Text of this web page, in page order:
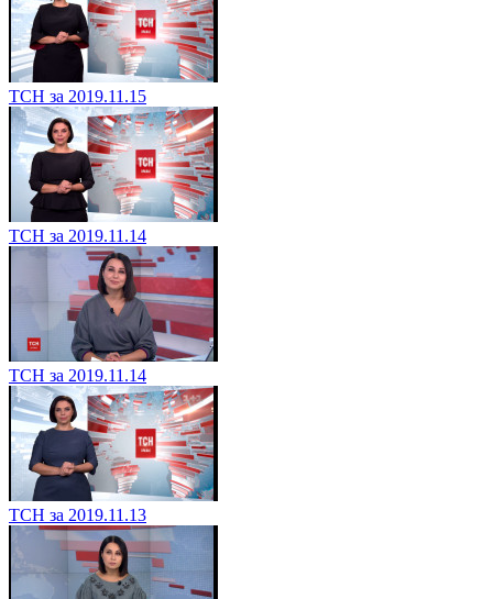
ТСН за 2019.11.15
ТСН за 2019.11.14
ТСН за 2019.11.14
ТСН за 2019.11.13